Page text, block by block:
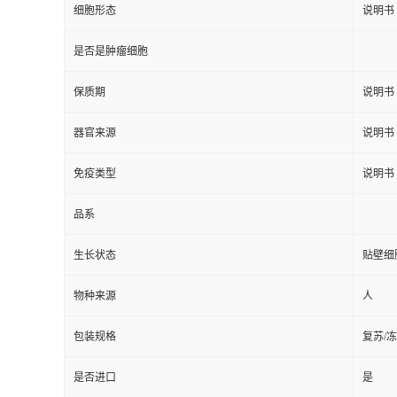
细胞形态 说明书
是否是肿瘤细胞
保质期 说明书
器官来源 说明书
免疫类型 说明书
品系
生长状态 贴壁细
物种来源 人
包装规格 复苏/
是否进口 是